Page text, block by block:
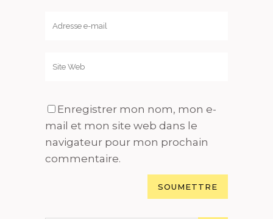
Enregistrer mon nom, mon e-
mail et mon site web dans le
navigateur pour mon prochain
commentaire.